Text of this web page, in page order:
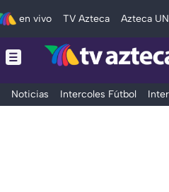
en vivo TV Azteca Azteca
Noticias Intercoles Fútbol